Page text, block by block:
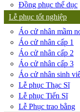
Đồng phục thể dục
Lễ phục tốt nghiệp
Áo cử nhân mầm
Áo cử nhân cấp 1
Áo cử nhân cấp 2
Áo cử nhân cấp 3
Áo cử nhân sinh
Lễ phục Thạc Sĩ
Lễ phục Tiến Sĩ
Lễ Phục trao bằng